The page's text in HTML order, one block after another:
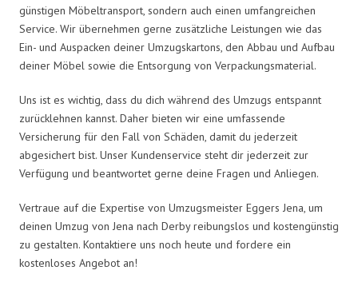
günstigen Möbeltransport, sondern auch einen umfangreichen
Service. Wir übernehmen gerne zusätzliche Leistungen wie das
Ein- und Auspacken deiner Umzugskartons, den Abbau und Aufbau
deiner Möbel sowie die Entsorgung von Verpackungsmaterial.
Uns ist es wichtig, dass du dich während des Umzugs entspannt
zurücklehnen kannst. Daher bieten wir eine umfassende
Versicherung für den Fall von Schäden, damit du jederzeit
abgesichert bist. Unser Kundenservice steht dir jederzeit zur
Verfügung und beantwortet gerne deine Fragen und Anliegen.
Vertraue auf die Expertise von Umzugsmeister Eggers Jena, um
deinen Umzug von Jena nach Derby reibungslos und kostengünstig
zu gestalten. Kontaktiere uns noch heute und fordere ein
kostenloses Angebot an!